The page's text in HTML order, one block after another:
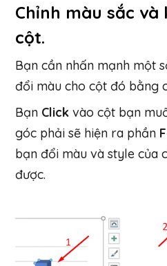
Chỉnh màu sắc và
cột.
Bạn cần nhấn mạnh một
đổi màu cho cột đó bằng
Bạn Click vào cột bạn
góc phải sẽ hiện ra phần
bạn đổi màu và style của
được.